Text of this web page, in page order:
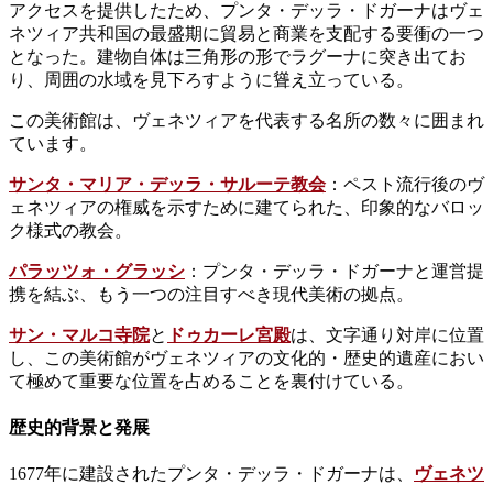
アクセスを提供したため、プンタ・デッラ・ドガーナはヴェ
ネツィア共和国の最盛期に貿易と商業を支配する要衝の一つ
となった。建物自体は三角形の形でラグーナに突き出てお
り、周囲の水域を見下ろすように聳え立っている。
この美術館は、ヴェネツィアを代表する名所の数々に囲まれ
ています。
サンタ・マリア・デッラ・サルーテ教会：ペスト流行後のヴ
ェネツィアの権威を示すために建てられた、印象的なバロッ
ク様式の教会。
パラッツォ・グラッシ ：プンタ・デッラ・ドガーナと運営提
携を結ぶ、もう一つの注目すべき現代美術の拠点。
サン・マルコ寺院と ドゥカーレ宮殿は、文字通り対岸に位置
し、この美術館がヴェネツィアの文化的・歴史的遺産におい
て極めて重要な位置を占めることを裏付けている。
歴史的背景と発展
1677年に建設されたプンタ・デッラ・ドガーナは、
ヴェネツ